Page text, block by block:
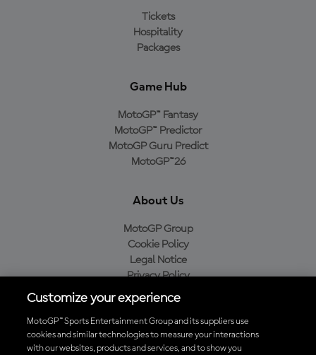
Tickets
Hospitality
Packages
Game Hub
MotoGP™ Fantasy
MotoGP™ Predictor
MotoGP Guru Predict
MotoGP™26
About Us
MotoGP Group
Cookie Policy
Legal Notice
Privacy Policy
Purchase Policy
Baixe o aplicativo oficial da MotoGP™
Customize your experience
MotoGP™ Sports Entertainment Group and its suppliers use
cookies and similar technologies to measure your interactions
with our websites, products and services, and to show you